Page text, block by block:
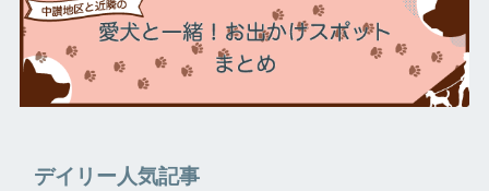
デイリー人気記事